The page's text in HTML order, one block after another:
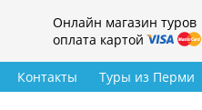
Онлайн магазин туров
оплата картой
Туры из Перми
Контакты